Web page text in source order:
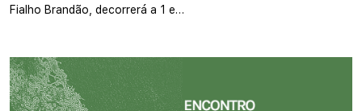
Fialho Brandão, decorrerá a 1 e…